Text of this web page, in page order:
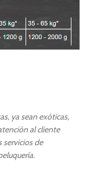
ya sean exóticas,
al cliente
servicios de